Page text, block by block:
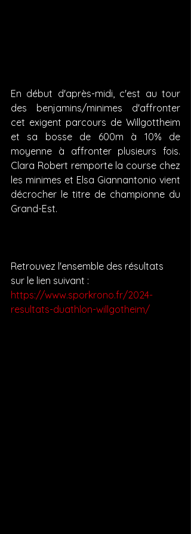
En début d'après-midi, c'est au tour
des benjamins/minimes d'affronter
cet exigent parcours de Willgottheim
et sa bosse de 600m à 10% de
moyenne à affronter plusieurs fois.
Clara Robert remporte la course chez
les minimes et Elsa Giannantonio vient
décrocher le titre de championne du
Grand-Est.
Retrouvez l'ensemble des résultats
sur le lien suivant :
https://www.sporkrono.fr/2024-
resultats-duathlon-willgotheim/